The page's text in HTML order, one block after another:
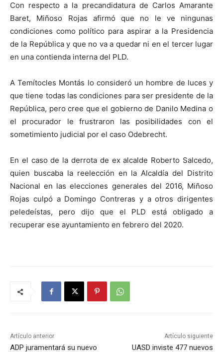
Con respecto a la precandidatura de Carlos Amarante
Baret, Miñoso Rojas afirmó que no le ve ningunas
condiciones como político para aspirar a la Presidencia
de la República y que no va a quedar ni en el tercer lugar
en una contienda interna del PLD.
A Temítocles Montás lo consideró un hombre de luces y
que tiene todas las condiciones para ser presidente de la
República, pero cree que el gobierno de Danilo Medina o
el procurador le frustraron las posibilidades con el
sometimiento judicial por el caso Odebrecht.
En el caso de la derrota de ex alcalde Roberto Salcedo,
quien buscaba la reelección en la Alcaldía del Distrito
Nacional en las elecciones generales del 2016, Miñoso
Rojas culpó a Domingo Contreras y a otros dirigentes
peledeístas, pero dijo que el PLD está obligado a
recuperar ese ayuntamiento en febrero del 2020.
Artículo anterior
ADP juramentará su nuevo
Artículo siguiente
UASD inviste 477 nuevos